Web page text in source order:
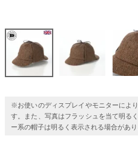
※お使いのディスプレイやモニターによ
す。また、写真はフラッシュを当て明る
ー系の帽子は明るく表示される場合があり